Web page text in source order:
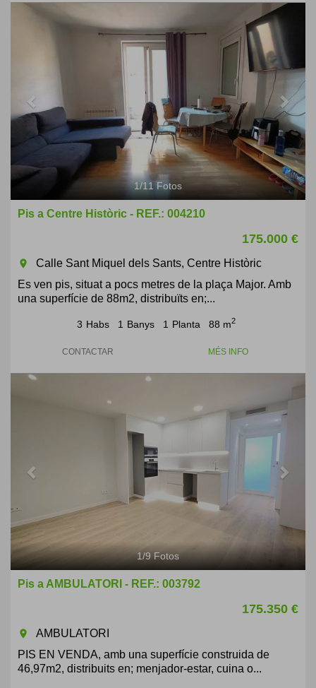
Next
1/11Fotos
Pis a Centre Històric - REF.: 004210
175.000 €
room
Calle Sant Miquel dels Sants, Centre Històric
Es ven pis, situat a pocs metres de la plaça Major. Amb
una superfície de 88m2, distribuïts en;...
3 Habs 1 Banys 1 Planta 88 m2
CONTACTAR MÉS INFO
Previous
1/9Fotos
Pis a AMBULATORI - REF.: 003792
175.350 €
room
AMBULATORI
PIS EN VENDA, amb una superfície construida de
46,97m2, distribuits en; menjador-estar, cuina o...